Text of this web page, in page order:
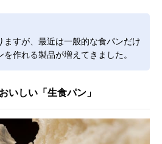
ますが、最近は一般的な食パンだけ
作れる製品が増えてきました。
いしい「生食パン」